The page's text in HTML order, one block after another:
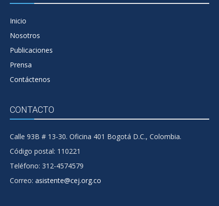
Inicio
Nosotros
Publicaciones
Prensa
Contáctenos
CONTACTO
Calle 93B # 13-30. Oficina 401 Bogotá D.C., Colombia.
Código postal: 110221
Teléfono: 312-4574579
Correo: asistente@cej.org.co